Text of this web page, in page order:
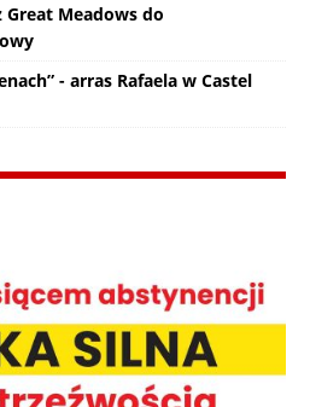
Great Meadows do
- arras Rafaela w Castel